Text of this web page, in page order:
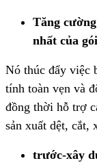
Tăng
nhất của gói
Nó thúc đẩy việc
tính toàn vẹn và
đồng thời hỗ trợ
sản xuất dệt, cắt,
trước‑xây